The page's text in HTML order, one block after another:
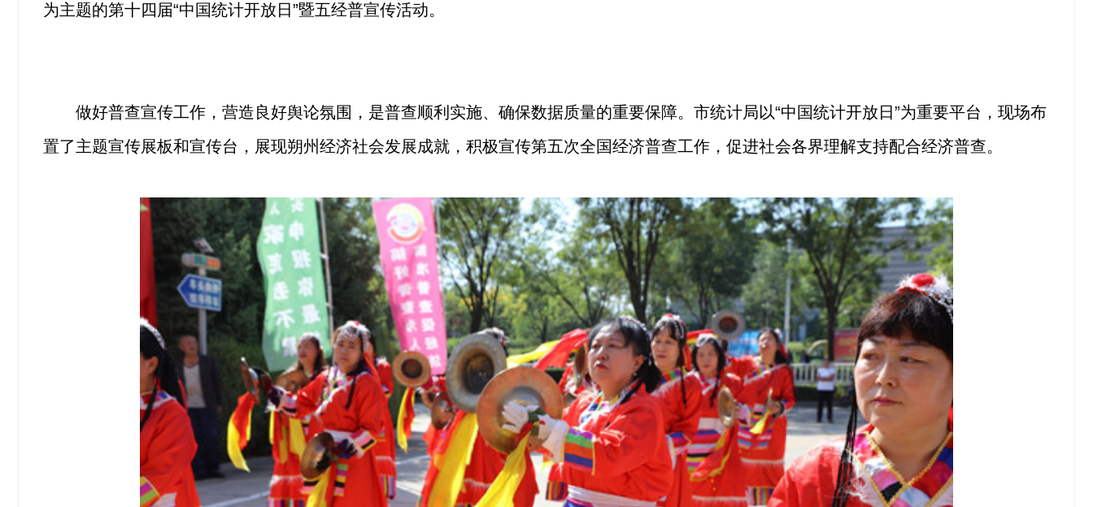
为主题的第十四届“中国统计开放日”暨五经普宣传活动。
做好普查宣传工作，营造良好舆论氛围，是普查顺利实施、确保数据质量的重要保障。市统计局以“中国统计开放日”为重要平台，现场布
置了主题宣传展板和宣传台，展现朔州经济社会发展成就，积极宣传第五次全国经济普查工作，促进社会各界理解支持配合经济普查。